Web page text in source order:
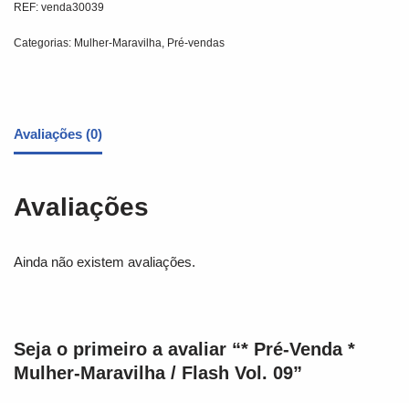
REF: venda30039
Categorias: Mulher-Maravilha, Pré-vendas
Avaliações (0)
Avaliações
Ainda não existem avaliações.
Seja o primeiro a avaliar “* Pré-Venda *
Mulher-Maravilha / Flash Vol. 09”